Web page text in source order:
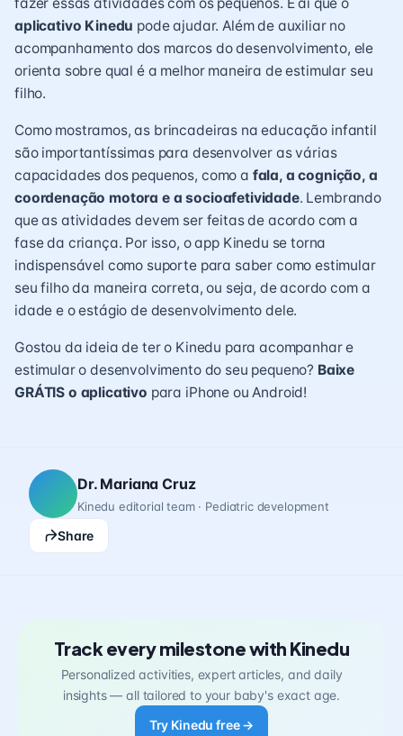
fazer essas atividades com os pequenos. É aí que o
aplicativo Kinedu pode ajudar. Além de auxiliar no
acompanhamento dos marcos do desenvolvimento, ele
orienta sobre qual é a melhor maneira de estimular seu
filho.
Como mostramos, as brincadeiras na educação infantil
são importantíssimas para desenvolver as várias
capacidades dos pequenos, como a fala, a cognição, a
coordenação motora e a socioafetividade. Lembrando
que as atividades devem ser feitas de acordo com a
fase da criança. Por isso, o app Kinedu se torna
indispensável como suporte para saber como estimular
seu filho da maneira correta, ou seja, de acordo com a
idade e o estágio de desenvolvimento dele.
Gostou da ideia de ter o Kinedu para acompanhar e
estimular o desenvolvimento do seu pequeno? Baixe
GRÁTIS o aplicativo para iPhone ou Android!
Dr. Mariana Cruz
Kinedu editorial team · Pediatric development
Share
Track every milestone with Kinedu
Personalized activities, expert articles, and daily
insights — all tailored to your baby's exact age.
Try Kinedu free →